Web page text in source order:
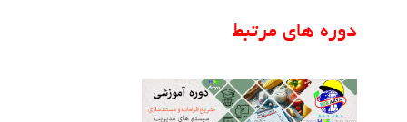
دوره های مرتبط